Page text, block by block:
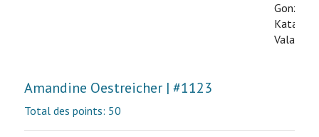
Katarina
Amandine Oestreicher | #1123
Total des points: 50